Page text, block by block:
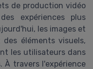
de production vidéo
expériences plus
les images et
éléments visuels,
les utilisateurs dans
À travers l'expérience